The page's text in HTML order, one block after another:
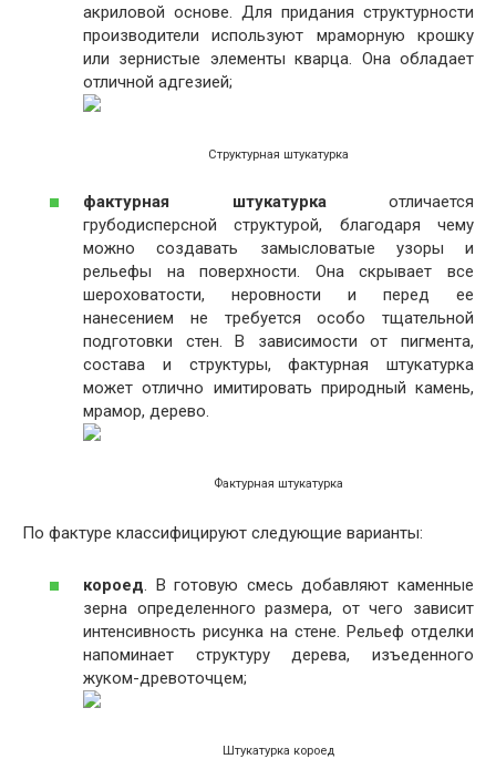
акриловой основе. Для придания структурности
производители используют мраморную крошку
или зернистые элементы кварца. Она обладает
отличной адгезией;
Структурная штукатурка
фактурная штукатуркаотличается
грубодисперсной структурой, благодаря чему
можно создавать замысловатые узоры и
рельефы на поверхности. Она скрывает все
шероховатости, неровности и перед ее
нанесением не требуется особо тщательной
подготовки стен. В зависимости от пигмента,
состава и структуры, фактурная штукатурка
может отлично имитировать природный камень,
мрамор, дерево.
Фактурная штукатурка
По фактуре классифицируют следующие варианты:
короед . В готовую смесь добавляют каменные
зерна определенного размера, от чего зависит
интенсивность рисунка на стене. Рельеф отделки
напоминает структуру дерева, изъеденного
жуком-древоточцем;
Штукатурка короед